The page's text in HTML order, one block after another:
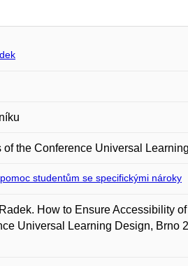
of the Conference Universal
studentům se specifickými nároky
How to Ensure Accessibility
Universal Learning Design, Brno